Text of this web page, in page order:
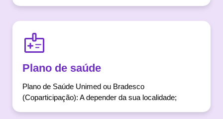
Plano de saúde
Plano de Saúde Unimed ou Bradesco
(Coparticipação): A depender da sua localidade;